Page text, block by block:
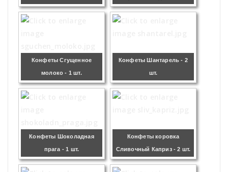
Конфеты Сгущенное
молоко - 1 шт.
Конфеты Шантарель - 2
шт.
Конфеты Шоколадная
прага - 1 шт.
Конфеты коровка
Сливочный Каприз - 2 шт.